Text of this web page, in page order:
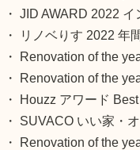
・ JID AWARD 2022 イ
・
リノベりす 2022 年
・
Renovation of the
・
Renovation of the
・
Houzz アワード
・
SUVACO いい家・
・
Renovation of the